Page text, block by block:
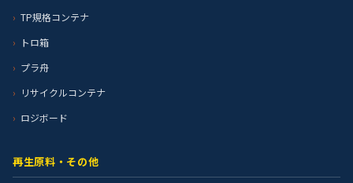
TP規格コンテナ
トロ箱
プラ舟
リサイクルコンテナ
ロジボード
再生原料・その他